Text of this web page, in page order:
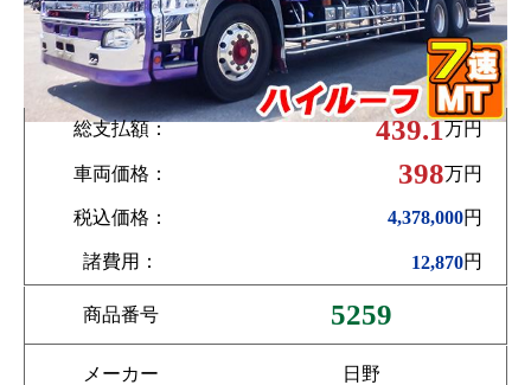
総支払額： 439.1万円
車両価格： 398万円
税込価格： 4,378,000円
諸費用： 12,870円
商品番号 5259
メーカー 日野